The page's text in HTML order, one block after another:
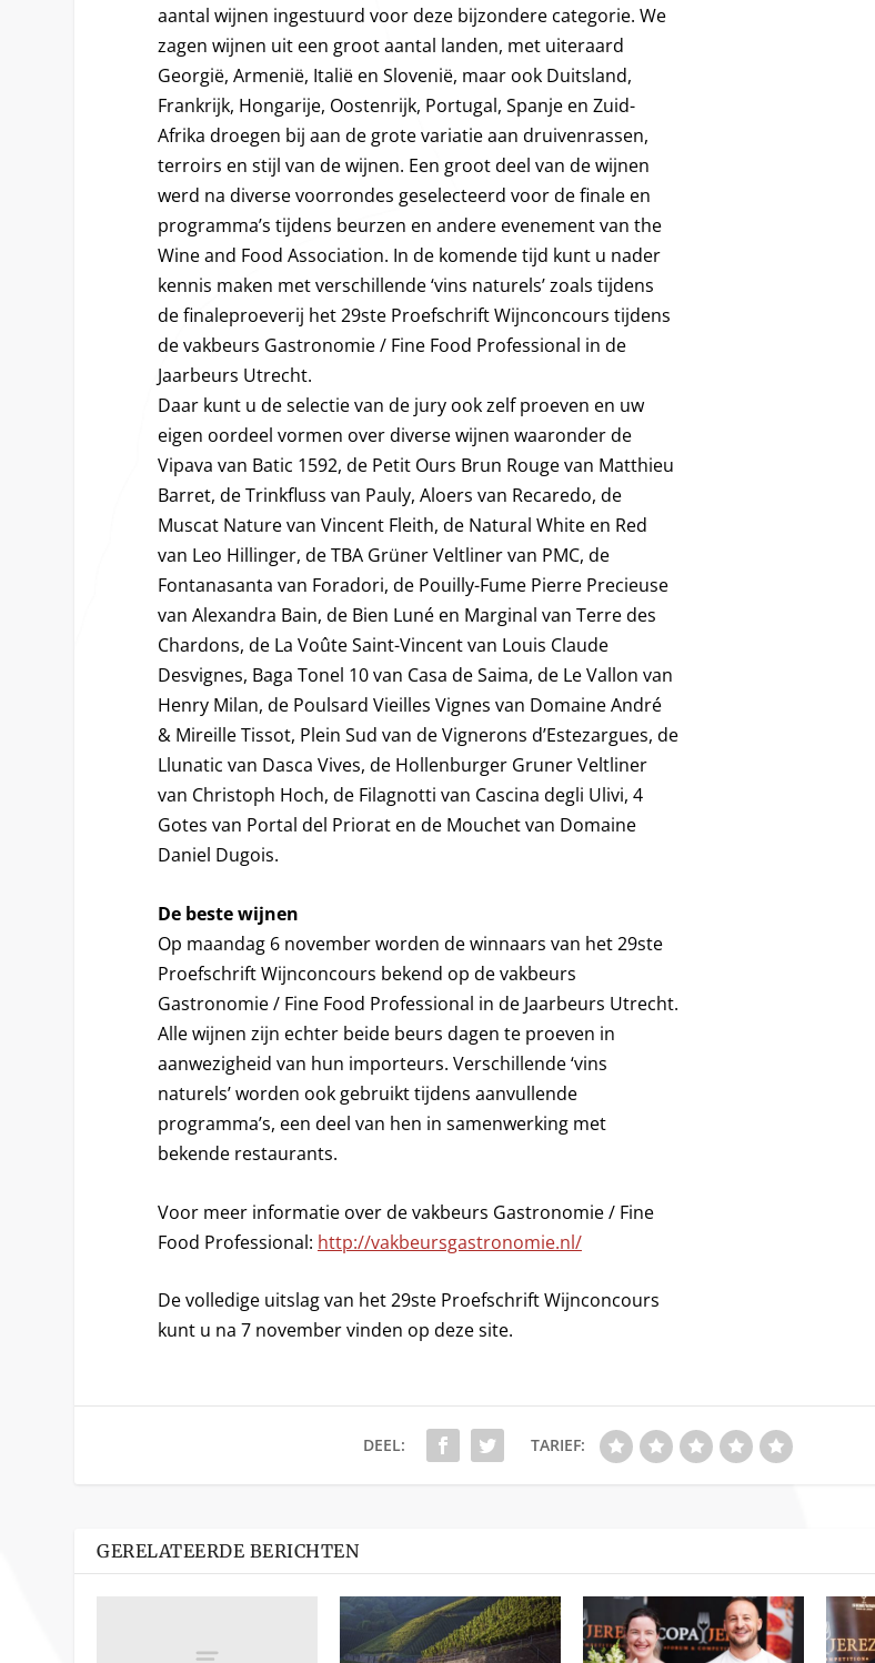
aantal wijnen ingestuurd voor deze bijzondere categorie. We
zagen wijnen uit een groot aantal landen, met uiteraard
Georgië, Armenië, Italië en Slovenië, maar ook Duitsland,
Frankrijk, Hongarije, Oostenrijk, Portugal, Spanje en Zuid-
Afrika droegen bij aan de grote variatie aan druivenrassen,
terroirs en stijl van de wijnen. Een groot deel van de wijnen
werd na diverse voorrondes geselecteerd voor de finale en
programma’s tijdens beurzen en andere evenement van the
Wine and Food Association. In de komende tijd kunt u nader
kennis maken met verschillende ‘vins naturels’ zoals tijdens
de finaleproeverij het 29ste Proefschrift Wijnconcours tijdens
de vakbeurs Gastronomie / Fine Food Professional in de
Jaarbeurs Utrecht.
Daar kunt u de selectie van de jury ook zelf proeven en uw
eigen oordeel vormen over diverse wijnen waaronder de
Vipava van Batic 1592, de Petit Ours Brun Rouge van Matthieu
Barret, de Trinkfluss van Pauly, Aloers van Recaredo, de
Muscat Nature van Vincent Fleith, de Natural White en Red
van Leo Hillinger, de TBA Grüner Veltliner van PMC, de
Fontanasanta van Foradori, de Pouilly-Fume Pierre Precieuse
van Alexandra Bain, de Bien Luné en Marginal van Terre des
Chardons, de La Voûte Saint-Vincent van Louis Claude
Desvignes, Baga Tonel 10 van Casa de Saima, de Le Vallon van
Henry Milan, de Poulsard Vieilles Vignes van Domaine André
& Mireille Tissot, Plein Sud van de Vignerons d’Estezargues, de
Llunatic van Dasca Vives, de Hollenburger Gruner Veltliner
van Christoph Hoch, de Filagnotti van Cascina degli Ulivi, 4
Gotes van Portal del Priorat en de Mouchet van Domaine
Daniel Dugois.
De beste wijnen
Op maandag 6 november worden de winnaars van het 29ste
Proefschrift Wijnconcours bekend op de vakbeurs
Gastronomie / Fine Food Professional in de Jaarbeurs Utrecht.
Alle wijnen zijn echter beide beurs dagen te proeven in
aanwezigheid van hun importeurs. Verschillende ‘vins
naturels’ worden ook gebruikt tijdens aanvullende
programma’s, een deel van hen in samenwerking met
bekende restaurants.
Voor meer informatie over de vakbeurs Gastronomie / Fine
Food Professional: http://vakbeursgastronomie.nl/
De volledige uitslag van het 29ste Proefschrift Wijnconcours
kunt u na 7 november vinden op deze site.
DEEL: TARIEF:
GERELATEERDE BERICHTEN